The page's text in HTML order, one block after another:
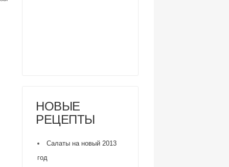
НОВЫЕ
РЕЦЕПТЫ
Салаты на новый 2013
год